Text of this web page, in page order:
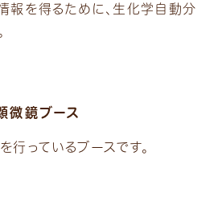
報を得るために、生化学自動分
微鏡ブース
っているブースです。